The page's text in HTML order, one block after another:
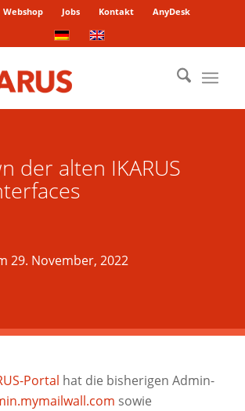
Webshop Jobs Kontakt AnyDesk
der alten IKARUS
29. November, 2022
Portal hat die bisherigen Admin-
sowie